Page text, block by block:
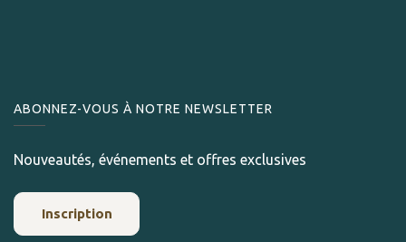
ABONNEZ-VOUS À NOTRE NEWSLETTER
Nouveautés, événements et offres exclusives
Inscription